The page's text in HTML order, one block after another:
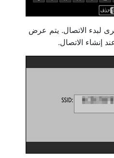
لبدء الاتصال. يتم عرض
إنشاء الاتصال.